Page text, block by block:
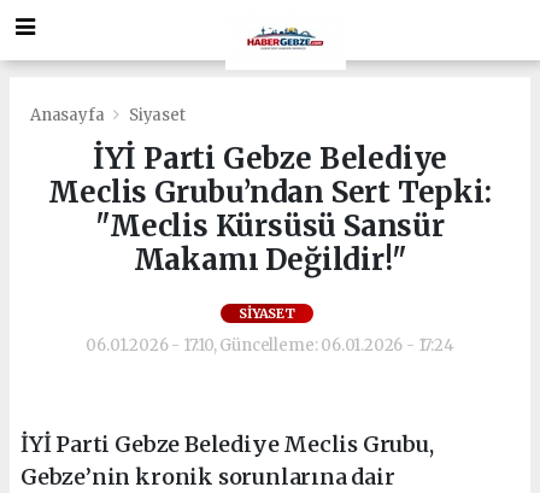
Anasayfa Siyaset
İYİ Parti Gebze Belediye
Meclis Grubu’ndan Sert Tepki:
"Meclis Kürsüsü Sansür
Makamı Değildir!"
SIYASET
06.01.2026 - 17:10, Güncelleme: 06.01.2026 - 17:24
İYİ Parti Gebze Belediye Meclis Grubu,
Gebze’nin kronik sorunlarına dair